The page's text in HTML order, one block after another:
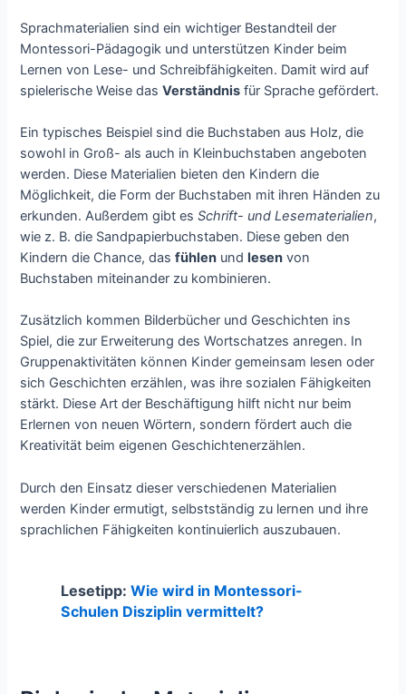
Sprachmaterialien sind ein wichtiger Bestandteil der
Montessori-Pädagogik und unterstützen Kinder beim
Lernen von Lese- und Schreibfähigkeiten. Damit wird auf
spielerische Weise dasVerständnis für Sprache gefördert.
Ein typisches Beispiel sind die Buchstaben aus Holz, die
sowohl in Groß- als auch in Kleinbuchstaben angeboten
werden. Diese Materialien bieten den Kindern die
Möglichkeit, die Form der Buchstaben mit ihren Händen zu
erkunden. Außerdem gibt esSchrift- und Lesematerialien,
wie z. B. die Sandpapierbuchstaben. Diese geben den
Kindern die Chance, dasfühlen undlesen von
Buchstaben miteinander zu kombinieren.
Zusätzlich kommen Bilderbücher und Geschichten ins
Spiel, die zur Erweiterung des Wortschatzes anregen. In
Gruppenaktivitäten können Kinder gemeinsam lesen oder
sich Geschichten erzählen, was ihre sozialen Fähigkeiten
stärkt. Diese Art der Beschäftigung hilft nicht nur beim
Erlernen von neuen Wörtern, sondern fördert auch die
Kreativität beim eigenen Geschichtenerzählen.
Durch den Einsatz dieser verschiedenen Materialien
werden Kinder ermutigt, selbstständig zu lernen und ihre
sprachlichen Fähigkeiten kontinuierlich auszubauen.
Lesetipp: Wie wird in Montessori-
Schulen Disziplin vermittelt?